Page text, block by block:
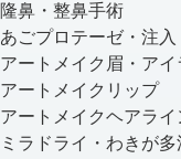
隆鼻・整鼻手術
あごプロテーゼ・注入
アートメイク眉・アイ
アートメイクリップ
アートメイクヘアライ
ミラドライ・わきが